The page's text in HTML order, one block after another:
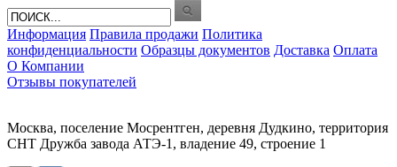
Информация Правила продажи Политика
конфиденциальности Образцы документов Доставка Оплата
О Компании
Отзывы покупателей
Москва, поселение Мосрентген, деревня Дудкино, территория
СНТ Дружба завода АТЭ-1, владение 49, строение 1